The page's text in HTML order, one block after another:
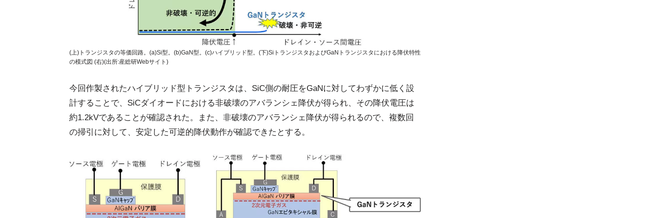
(上)トランジスタの等価回路。(a)Si型。(b)GaN型。(c)ハイブリッド型。(下)SiトランジスタおよびGaNトランジスタにおける降伏特性
の模式図 (右)(出所:産総研Webサイト)
今回作製されたハイブリッド型トランジスタは、SiC側の耐圧をGaNに対してわずかに低く設
計することで、SiCダイオードにおける非破壊のアバランシェ降伏が得られ、その降伏電圧は
約1.2kVであることが確認された。また、非破壊のアバランシェ降伏が得られるので、複数回
の掃引に対して、安定した可逆的降伏動作が確認できたとする。